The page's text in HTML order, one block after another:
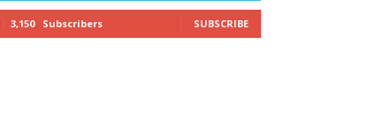
3,150 Subscribers SUBSCRIBE